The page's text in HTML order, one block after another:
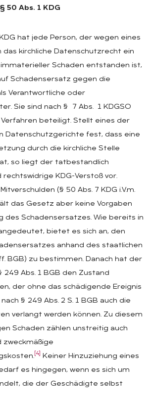
50 Abs. 1 KDG
hat jede Person, der wegen eines
das kirchliche Datenschutzrecht ein
Schaden entstanden ist,
Schadensersatz gegen die
Verantwortliche oder
Sie sind nach § 7 Abs. 1 KDGSO
beteiligt. Stellt eines der
Datenschutzgerichte fest, dass eine
durch die kirchliche Stelle
so liegt der tatbestandlich
KDG-Verstoß vor.
(§ 50 Abs. 7 KDG i.V.m.
das Gesetz aber keine Vorgaben
des Schadensersatzes. Wie bereits in
bietet es sich an, den
anhand des staatlichen
BGB) zu bestimmen. Danach hat der
249 Abs. 1 BGB den Zustand
der ohne das schädigende Ereignis
§ 249 Abs. 2 S. 1 BGB auch die
verlangt werden können. Zu diesem
Schaden zählen unstreitig auch
zweckmäßige
[4]
Keiner Hinzuziehung eines
es hingegen, wenn es sich um
die der Geschädigte selbst